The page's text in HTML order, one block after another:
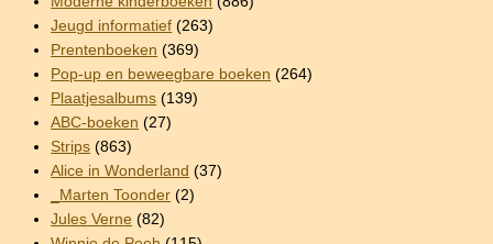
Jeugd informatief (263)
Prentenboeken (369)
Pop-up en beweegbare boeken (264)
Plaatjesalbums (139)
ABC-boeken (27)
Strips (863)
Alice in Wonderland (37)
_Marten Toonder (2)
Jules Verne (82)